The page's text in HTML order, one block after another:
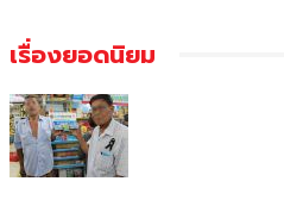
เรื่องยอดนิยม